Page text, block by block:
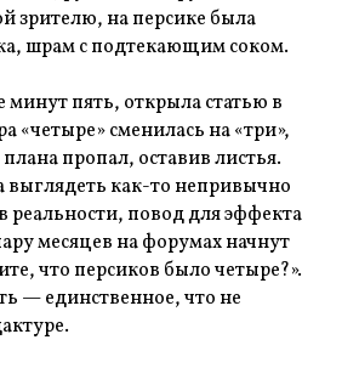
зрителю, на персике была
шрам с подтекающим соком.
минут пять, открыла статью в
«четыре» сменилась на «три»,
пропал, оставив листья.
выглядеть как-то непривычно
реальности, повод для эффекта
месяцев на форумах начнут
что персиков было четыре?».
— единственное, что не